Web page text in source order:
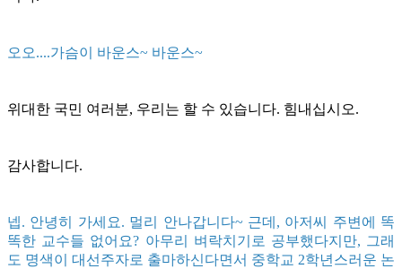
오오....가슴이 바운스~ 바운스~
위대한 국민 여러분, 우리는 할 수 있습니다. 힘내십시오.
감사합니다.
넵. 안녕히 가세요. 멀리 안나갑니다~ 근데, 아저씨 주변에 똑
똑한 교수들 없어요? 아무리 벼락치기로 공부했다지만, 그래
도 명색이 대선주자로 출마하신다면서 중학교 2학년스러운 논